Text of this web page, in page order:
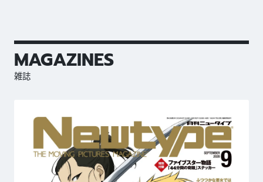
MAGAZINES
雑誌